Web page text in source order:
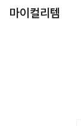
마이컬리템